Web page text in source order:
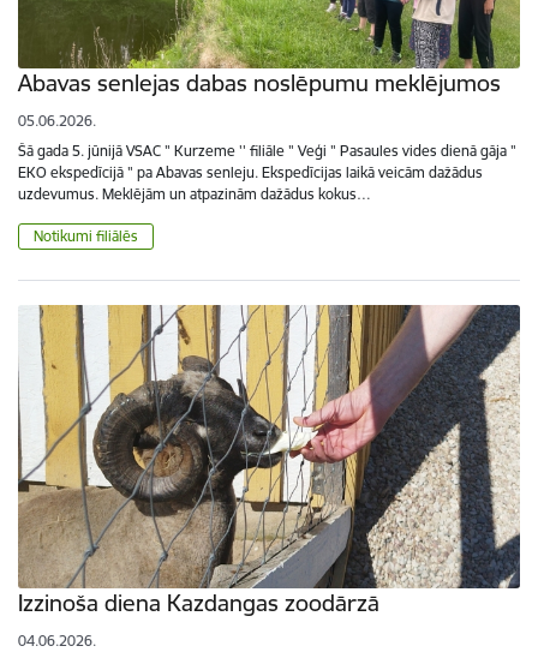
Abavas senlejas dabas noslēpumu meklējumos
05.06.2026.
Šā gada 5. jūnijā VSAC " Kurzeme '' filiāle " Veģi " Pasaules vides dienā gāja "
EKO ekspedīcijā " pa Abavas senleju. Ekspedīcijas laikā veicām dažādus
uzdevumus. Meklējām un atpazinām dažādus kokus…
Notikumi filiālēs
Izzinoša diena Kazdangas zoodārzā
04.06.2026.